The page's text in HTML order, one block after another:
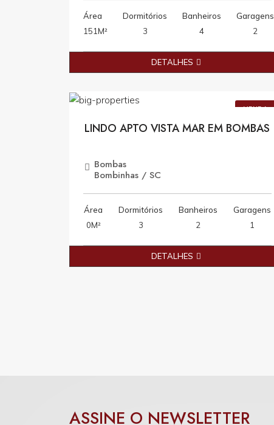
Área
151M²
Dormitórios
3
Banheiros
4
Garagens
2
DETALHES
VENDA
LINDO APTO VISTA MAR EM BOMBAS
Bombas
Bombinhas / SC
Área
0M²
Dormitórios
3
Banheiros
2
Garagens
1
DETALHES
ASSINE O NEWSLETTER